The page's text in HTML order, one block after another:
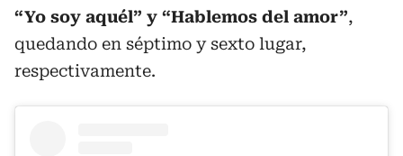
“Yo soy aquél” y “Hablemos del amor”,
quedando en séptimo y sexto lugar,
respectivamente.